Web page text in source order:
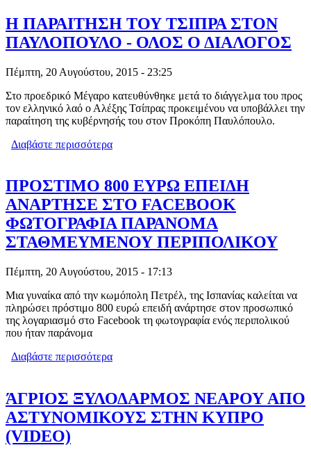
H ΠΑΡΑΙΤΗΣΗ ΤΟΥ ΤΣΙΠΡΑ ΣΤΟΝ
ΠΑΥΛΟΠΟΥΛΟ - ΟΛΟΣ Ο ΔΙΑΛΟΓΟΣ
Πέμπτη, 20 Αυγούστου, 2015 - 23:25
Στο προεδρικό Μέγαρο κατευθύνθηκε μετά το διάγγελμα του προς
τον ελληνικό λαό ο Αλέξης Τσίπρας προκειμένου να υποβάλλει την
παραίτηση της κυβέρνησής του στον Προκόπη Παυλόπουλο.
Διαβάστε περισσότερα
ΠΡΟΣΤΙΜΟ 800 ΕΥΡΩ ΕΠΕΙΔΗ
ΑΝΑΡΤΗΣΕ ΣΤΟ FACEBOOK
ΦΩΤΟΓΡΑΦΙΑ ΠΑΡΑΝΟΜΑ
ΣΤΑΘΜΕΥΜΕΝΟΥ ΠΕΡΙΠΟΛΙΚΟΥ
Πέμπτη, 20 Αυγούστου, 2015 - 17:13
Μια γυναίκα από την κωμόπολη Πετρέλ, της Ισπανίας καλείται να
πληρώσει πρόστιμο 800 ευρώ επειδή ανάρτησε στον προσωπικό
της λογαριασμό στο Facebook τη φωτογραφία ενός περιπολικού
που ήταν παράνομα
Διαβάστε περισσότερα
ΣΤΑΘΜΕΥΜΕΝΟΥ ΠΕΡΙΠΟΛΙΚΟΥ
ΆΓΡΙΟΣ ΞΥΛΟΔΑΡΜΟΣ ΝΕΑΡΟΥ ΑΠΟ
ΑΣΤΥΝΟΜΙΚΟΥΣ ΣΤΗΝ ΚΥΠΡΟ
(VIDEO)